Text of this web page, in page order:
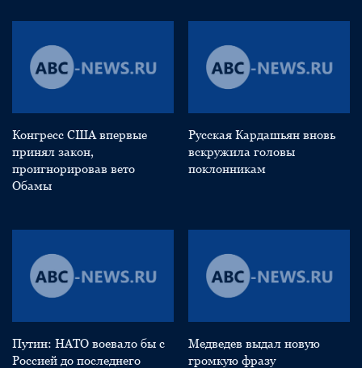
Конгресс США впервые
принял закон,
проигнорировав вето
Обамы
Русская Кардашьян вновь
вскружила головы
поклонникам
Путин: НАТО воевало бы с
Россией до последнего
Медведев выдал новую
громкую фразу